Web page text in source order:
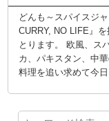
どんも～スパイスジ
CURRY, NO LIFE』
とります。 欧風、ス
カ、パキスタン、中
料理を追い求めて今